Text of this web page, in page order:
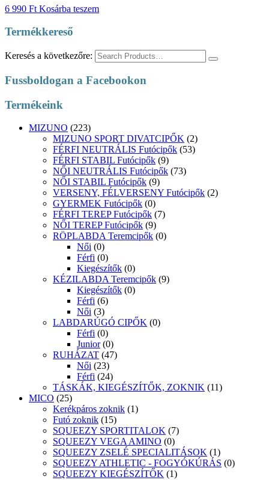
6 990 Ft Kosárba teszem
Termékkereső
Keresés a következőre:
Fussboldogan a Facebookon
Termékeink
MIZUNO (223)
MIZUNO SPORT DIVATCIPŐK (2)
FÉRFI NEUTRÁLIS Futócipők (53)
FÉRFI STABIL Futócipők (9)
NŐI NEUTRÁLIS Futócipők (73)
NŐI STABIL Futócipők (9)
VERSENY, FÉLVERSENY Futócipők (2)
GYERMEK Futócipők (0)
FÉRFI TEREP Futócipők (7)
NŐI TEREP Futócipők (9)
RÖPLABDA Teremcipők (0)
Női (0)
Férfi (0)
Kiegészítők (0)
KÉZILABDA Teremcipők (9)
Kiegészítők (0)
Férfi (6)
Női (3)
LABDARÚGÓ CIPŐK (0)
Férfi (0)
Junior (0)
RUHÁZAT (47)
Női (23)
Férfi (24)
TÁSKÁK, KIEGÉSZÍTŐK, ZOKNIK (11)
MICO (25)
Kerékpáros zoknik (1)
Futó zoknik (15)
SQUEEZY SPORTITALOK (7)
SQUEEZY VEGA AMINO (0)
SQUEEZY ZSELÉ SPECIALITÁSOK (1)
SQUEEZY ATHLETIC - FOGYÓKÚRÁS (0)
SQUEEZY KIEGÉSZÍTŐK (1)